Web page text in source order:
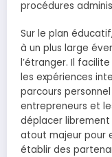
procédures
Sur le plan
à un plus large
l’étranger. Il
les expériences
parcours
entrepreneurs et
déplacer
atout majeur pour
établir des